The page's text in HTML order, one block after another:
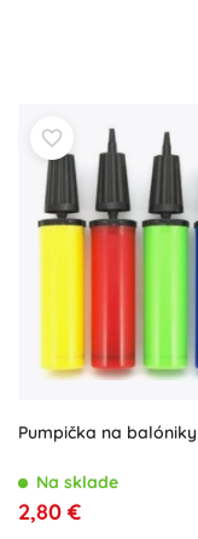
Pumpička na balóniky
Na sklade
2,80 €